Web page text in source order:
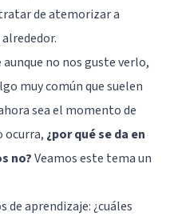
de atemorizar a
no nos guste verlo,
muy común que suelen
sea el momento de
ocurra, ¿por qué se da en
no?Veamos este tema un
de aprendizaje: ¿cuáles